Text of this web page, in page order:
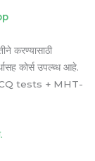
करण्यासाठी
कोर्स उपल्ब्ध आहे.
tests + MHT-